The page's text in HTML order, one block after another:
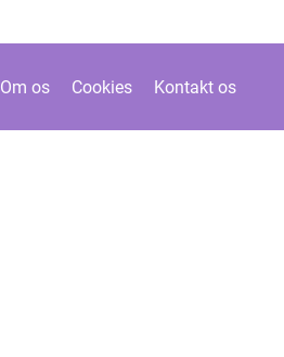
Om os Cookies Kontakt os